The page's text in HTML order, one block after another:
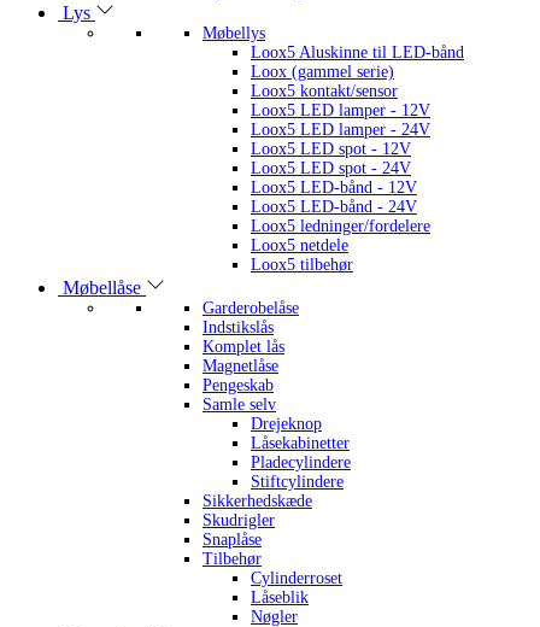
Lys
Møbellys
Loox5 Aluskinne til LED-bånd
Loox (gammel serie)
Loox5 kontakt/sensor
Loox5 LED lamper - 12V
Loox5 LED lamper - 24V
Loox5 LED spot - 12V
Loox5 LED spot - 24V
Loox5 LED-bånd - 12V
Loox5 LED-bånd - 24V
Loox5 ledninger/fordelere
Loox5 netdele
Loox5 tilbehør
Møbellåse
Garderobelåse
Indstikslås
Komplet lås
Magnetlåse
Pengeskab
Samle selv
Drejeknop
Låsekabinetter
Pladecylindere
Stiftcylindere
Sikkerhedskæde
Skudrigler
Snaplåse
Tilbehør
Cylinderroset
Låseblik
Nøgler